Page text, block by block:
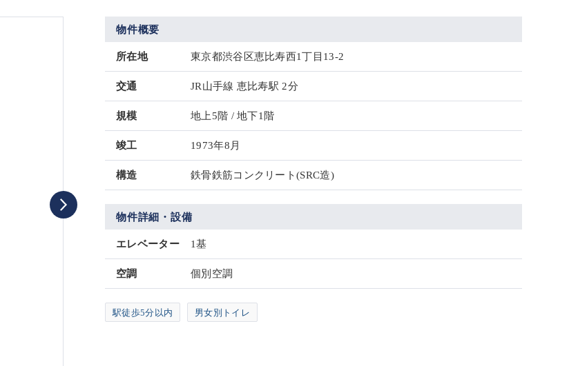
物件概要
所在地 東京都渋谷区恵比寿西1丁目13-2
交通 JR山手線 恵比寿駅 2分
規模 地上5階 / 地下1階
竣工 1973年8月
構造 鉄骨鉄筋コンクリート(SRC造)
物件詳細・設備
エレベーター 1基
空調 個別空調
駅徒歩5分以内 男女別トイレ